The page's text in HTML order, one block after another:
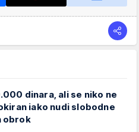
dinara, ali se niko ne
iako nudi slobodne
obrok